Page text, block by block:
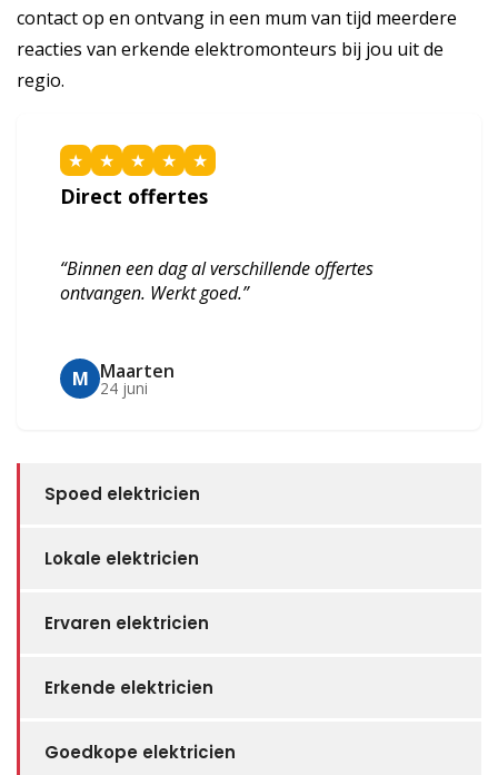
contact op en ontvang in een mum van tijd meerdere
reacties van erkende elektromonteurs bij jou uit de
regio.
★ ★ ★ ★ ★
Direct offertes
“Binnen een dag al verschillende offertes
ontvangen. Werkt goed.”
M Maarten
24 juni
Spoed elektricien
Lokale elektricien
Ervaren elektricien
Erkende elektricien
Goedkope elektricien